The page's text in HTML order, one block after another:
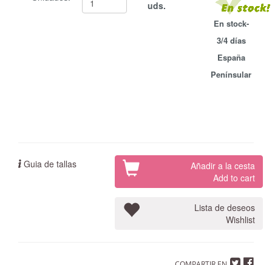
uds.
En stock-
3/4 días
España
Penínsular
Guia de tallas
Añadir a la cesta
Add to cart
Lista de deseos
Wishlist